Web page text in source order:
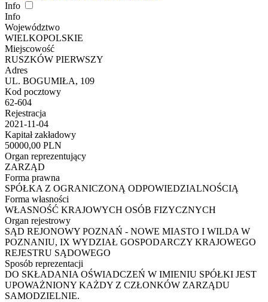
Info
Info
Województwo
WIELKOPOLSKIE
Miejscowość
RUSZKÓW PIERWSZY
Adres
UL. BOGUMIŁA, 109
Kod pocztowy
62-604
Rejestracja
2021-11-04
Kapitał zakładowy
50000,00 PLN
Organ reprezentujący
ZARZĄD
Forma prawna
SPÓŁKA Z OGRANICZONĄ ODPOWIEDZIALNOŚCIĄ
Forma własności
WŁASNOŚĆ KRAJOWYCH OSÓB FIZYCZNYCH
Organ rejestrowy
SĄD REJONOWY POZNAŃ - NOWE MIASTO I WILDA W
POZNANIU, IX WYDZIAŁ GOSPODARCZY KRAJOWEGO
REJESTRU SĄDOWEGO
Sposób reprezentacji
DO SKŁADANIA OŚWIADCZEŃ W IMIENIU SPÓŁKI JEST
UPOWAŻNIONY KAŻDY Z CZŁONKÓW ZARZĄDU
SAMODZIELNIE.